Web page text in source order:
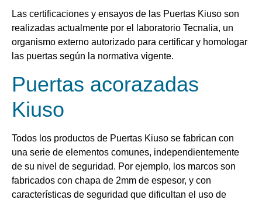
Las certificaciones y ensayos de las Puertas Kiuso son
realizadas actualmente por el laboratorio Tecnalia, un
organismo externo autorizado para certificar y homologar
las puertas según la normativa vigente.
Puertas acorazadas
Kiuso
Todos los productos de Puertas Kiuso se fabrican con
una serie de elementos comunes, independientemente
de su nivel de seguridad. Por ejemplo, los marcos son
fabricados con chapa de 2mm de espesor, y con
características de seguridad que dificultan el uso de